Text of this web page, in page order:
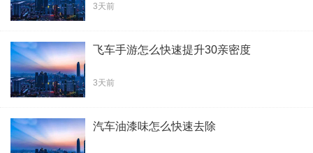
3天前
飞车手游怎么快速提升30亲密度
3天前
汽车油漆味怎么快速去除